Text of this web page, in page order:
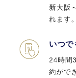
新大阪
れます。
いつで
24時間
約がで